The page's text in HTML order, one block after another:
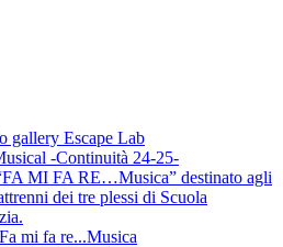
gallery Escape Lab
-Continuità 24-25-
MI FA RE…Musica” destinato agli
dei tre plessi di Scuola
mi fa re...Musica